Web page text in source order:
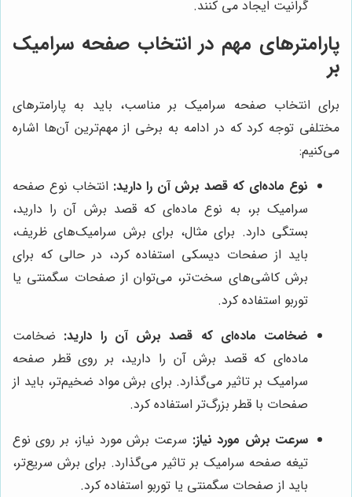
گرانیت ایجاد می کنند.
پارامترهای مهم در انتخاب صفحه سرامیک
بر
برای انتخاب صفحه سرامیک بر مناسب، باید به پارامترهای
مختلفی توجه کرد که در ادامه به برخی از مهم‌ترین آن‌ها اشاره
می‌کنیم:
نوع ماده‌ای که قصد برش آن را دارید: انتخاب نوع صفحه
سرامیک بر، به نوع ماده‌ای که قصد برش آن را دارید،
بستگی دارد. برای مثال، برای برش سرامیک‌های ظریف،
باید از صفحات دیسکی استفاده کرد، در حالی که برای
برش کاشی‌های سخت‌تر، می‌توان از صفحات سگمنتی یا
توربو استفاده کرد.
ضخامت ماده‌ای که قصد برش آن را دارید: ضخامت
ماده‌ای که قصد برش آن را دارید، بر روی قطر صفحه
سرامیک بر تاثیر می‌گذارد. برای برش مواد ضخیم‌تر، باید از
صفحات با قطر بزرگ‌تر استفاده کرد.
سرعت برش مورد نیاز: سرعت برش مورد نیاز، بر روی نوع
تیغه صفحه سرامیک بر تاثیر می‌گذارد. برای برش سریع‌تر،
باید از صفحات سگمنتی یا توربو استفاده کرد.